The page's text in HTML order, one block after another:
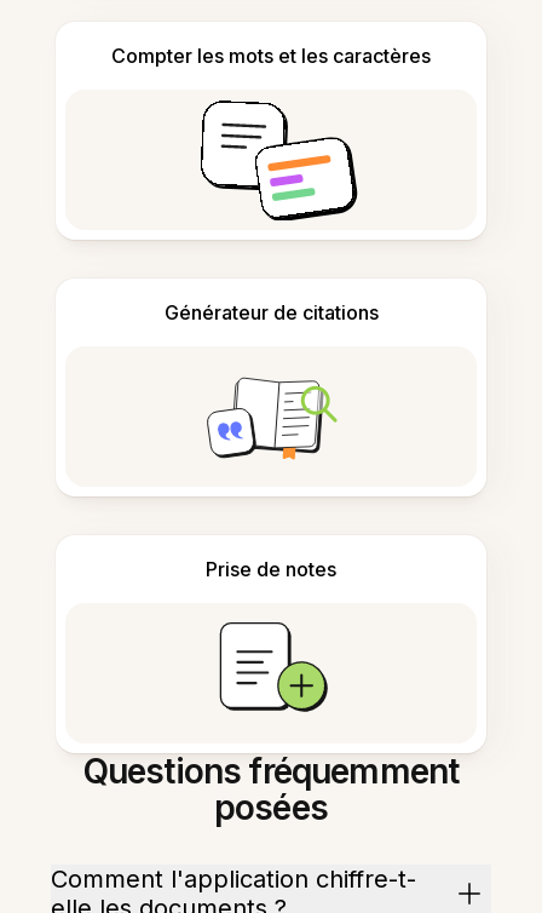
Compter les mots et les caractères
Générateur de citations
Prise de notes
Questions fréquemment
posées
Comment l'application chiffre-t-